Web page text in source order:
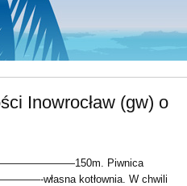
Inowrocław (gw) o
Piwnica
własna kotłownia. W chwili